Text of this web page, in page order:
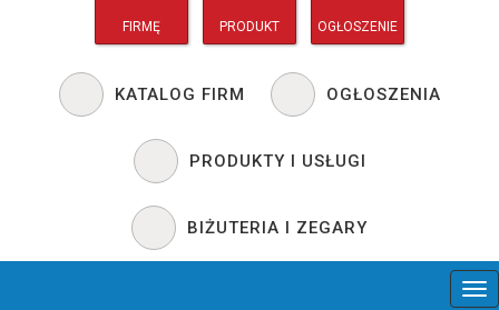
FIRMĘ PRODUKT OGŁOSZENIE
KATALOG FIRM OGŁOSZENIA
PRODUKTY I USŁUGI
BIŻUTERIA I ZEGARY